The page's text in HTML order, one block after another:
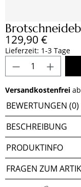
Regulärer Preis:
129,90 €
Lieferzeit: 1-3 Tage
Produkt
Versandkostenfrei
BEWERTUNGEN (0)
BESCHREIBUNG
PRODUKTINFO
FRAGEN ZUM